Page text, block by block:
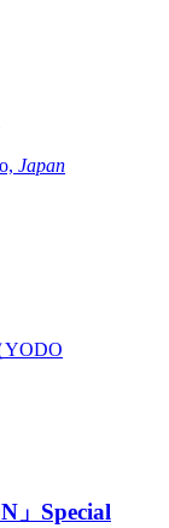
Japan
YODO
」Special